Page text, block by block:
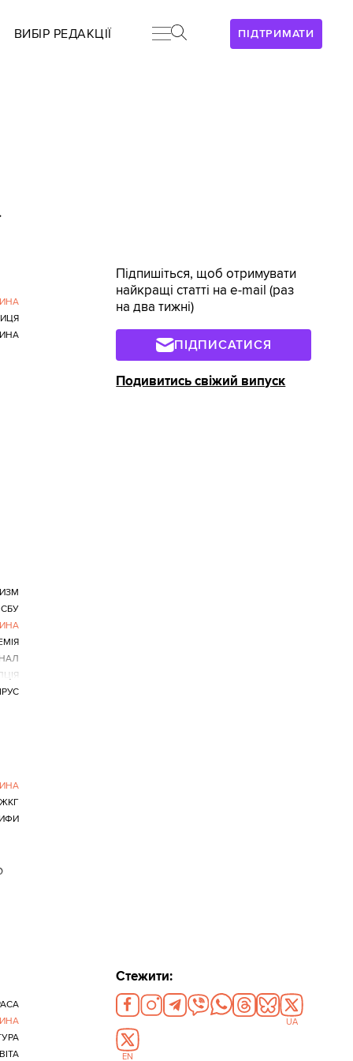
ПІДТРИМАТИ
ВИБІР РЕДАКЦІЇ
СБУ
Підпишіться, щоб отримувати
найкращі статті на e-mail (раз
на два тижні)
ПІДПИСАТИСЯ
Подивитись свіжий випуск
ЖКГ
Стежити:
UA
EN